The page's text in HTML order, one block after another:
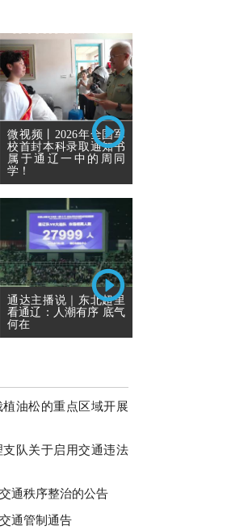
微视频丨2026年全国军
校首封本科录取通知书
属于通辽一中的周同
学！
通达主播说｜东北超里
看通辽：人潮有序 底气
何在
油松的重点区域开展
队关于启用交通违法
通秩序整治的公告
通管制通告